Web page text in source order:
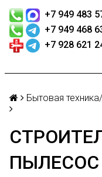
+7 949 483
+7 949 468
+7 928 621
Бытовая
ПЫЛЕСОС